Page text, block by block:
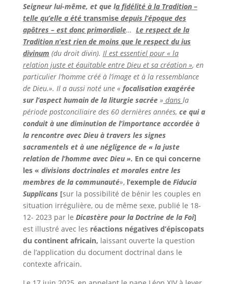
Seigneur lui-même, et que la fidélité à la Tradition–
telle qu’elle a été transmisedepuis l’époque des
apôtres – est donc primordiale… Le respect de la
Tradition n’est rien de moins que le respect du ius
divinum (du droit divin). Il est essentiel pour « la
relation juste et équitable entre Dieu et sa création », en
particulier l’homme créé à l’image et à la ressemblance
de Dieu.». Il a aussi noté une « focalisation exagérée
sur l’aspect humain de la liturgie sacrée » dans la
période postconciliaire des 60 dernières années, ce qui a
conduit à une diminution de l’importance accordée à
la rencontre avec Dieu à travers les signes
sacramentels et à une négligence de « la juste
relation de l’homme avec Dieu». En ce qui concerne
les « divisions doctrinales et morales entre les
membres de la communauté»,l’exemple de Fiducia
Supplicans [sur la possibilité de bénir les couples en
situation irrégulière, ou de même sexe, publié le 18-
12- 2023 par le Dicastère pour la Doctrine de la Foi]
est illustré avec les réactions négatives d’épiscopats
du continent africain, laissant ouverte la question
de l’application du document doctrinal dans le
contexte africain.